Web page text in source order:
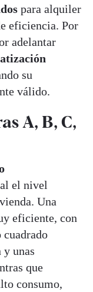
para alquiler
eficiencia. Por
adelantar
su
válido.
A, B, C,
el nivel
Una
eficiente, con
cuadrado
unas
que
consumo,